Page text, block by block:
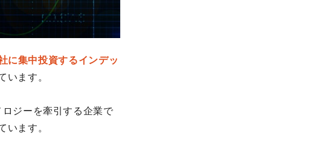
に集中投資するインデッ
います。
ジーを牽引する企業で
います。